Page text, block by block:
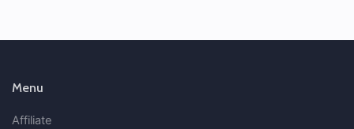
Menu
Affiliate